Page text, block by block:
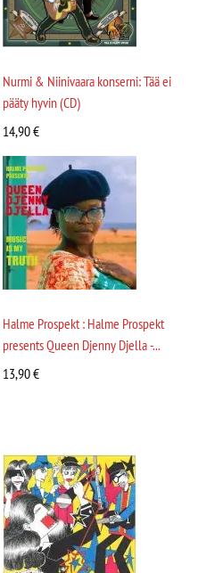
Nurmi & Niinivaara konserni: Tää ei
pääty hyvin (CD)
14,90€
Halme Prospekt : Halme Prospekt
presents Queen Djenny Djella -...
13,90€